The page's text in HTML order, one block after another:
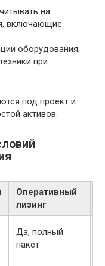
на
включающие:
оборудования;
при
под проект и
активов.
Оперативный
лизинг
Да, полный
пакет